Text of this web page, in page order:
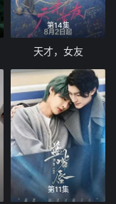
第14集
天才，女友
第11集